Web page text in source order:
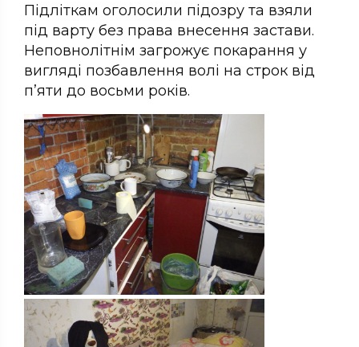
Підліткам оголосили підозру та взяли
під варту без права внесення застави.
Неповнолітнім загрожує покарання у
вигляді позбавлення волі на строк від
п’яти до восьми років.